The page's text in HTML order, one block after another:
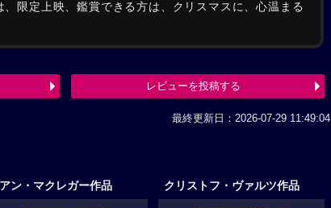
限定上映、鑑賞できる方は、クリスマスに、心温まる
レビューを投稿する
最終更新日：2026-07-29 11:49:04
ン・マクレガー作品 クリストフ・ヴァルツ作品